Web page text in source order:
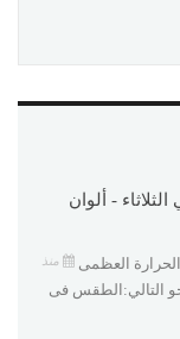
- ألوان
منذ
العظمى
التالي:الطقس فى